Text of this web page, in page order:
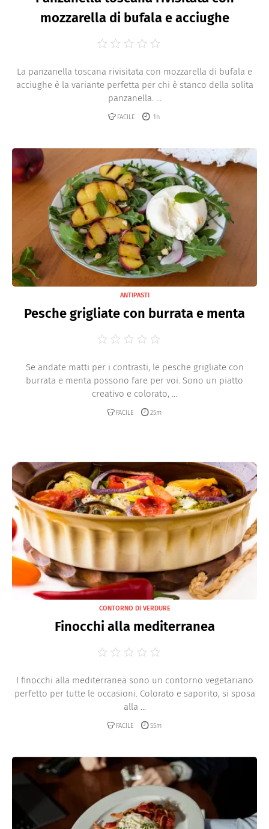
mozzarella di bufala e acciughe
La panzanella toscana rivisitata con mozzarella di bufala e
acciughe è la variante perfetta per chi è stanco della solita
panzanella. ...
FACILE 1h
ANTIPASTI
Pesche grigliate con burrata e menta
Se andate matti per i contrasti, le pesche grigliate con
burrata e menta possono fare per voi. Sono un piatto
creativo e colorato, ...
FACILE 25m
CONTORNO DI VERDURE
Finocchi alla mediterranea
I finocchi alla mediterranea sono un contorno vegetariano
perfetto per tutte le occasioni. Colorato e saporito, si sposa
alla ...
FACILE 55m